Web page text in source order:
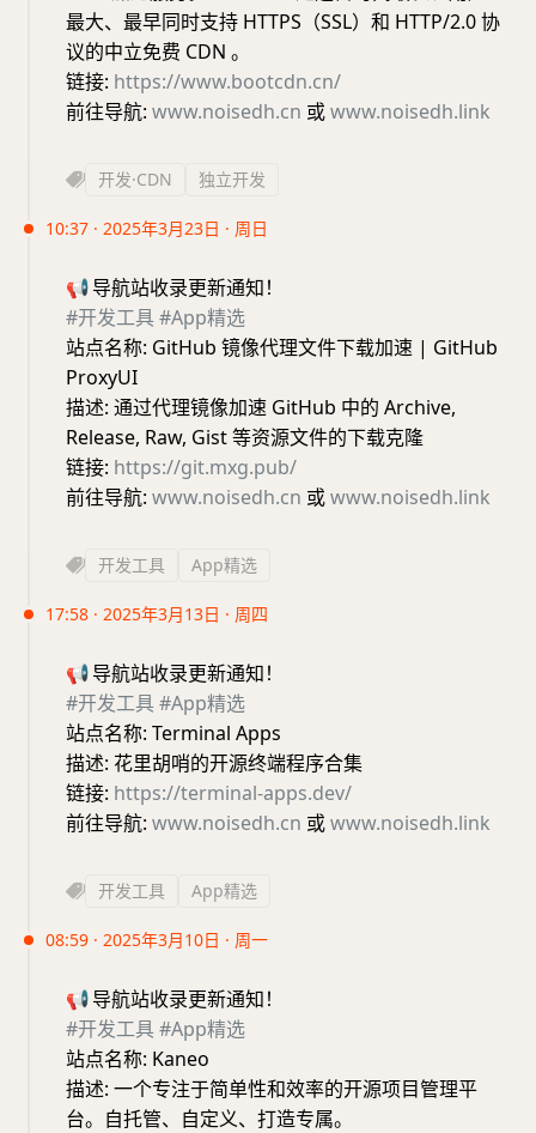
最大、最早同时支持 HTTPS（SSL）和 HTTP/2.0 协
议的中立免费 CDN 。
链接: https://www.bootcdn.cn/
前往导航: www.noisedh.cn 或www.noisedh.link
开发·CDN 独立开发
10:37 · 2025年3月23日 · 周日
📢导航站收录更新通知！
#开发工具#App精选
站点名称: GitHub 镜像代理文件下载加速 | GitHub
ProxyUI
描述: 通过代理镜像加速 GitHub 中的 Archive,
Release, Raw, Gist 等资源文件的下载克隆
链接: https://git.mxg.pub/
前往导航: www.noisedh.cn 或www.noisedh.link
开发工具 App精选
17:58 · 2025年3月13日 · 周四
📢导航站收录更新通知！
#开发工具#App精选
站点名称: Terminal Apps
描述: 花里胡哨的开源终端程序合集
链接: https://terminal-apps.dev/
前往导航: www.noisedh.cn 或www.noisedh.link
开发工具 App精选
08:59 · 2025年3月10日 · 周一
📢导航站收录更新通知！
#开发工具#App精选
站点名称: Kaneo
描述: 一个专注于简单性和效率的开源项目管理平
台。自托管、自定义、打造专属。